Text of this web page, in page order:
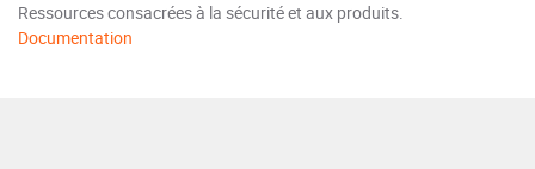
Ressources consacrées à la sécurité et aux produits.
Documentation